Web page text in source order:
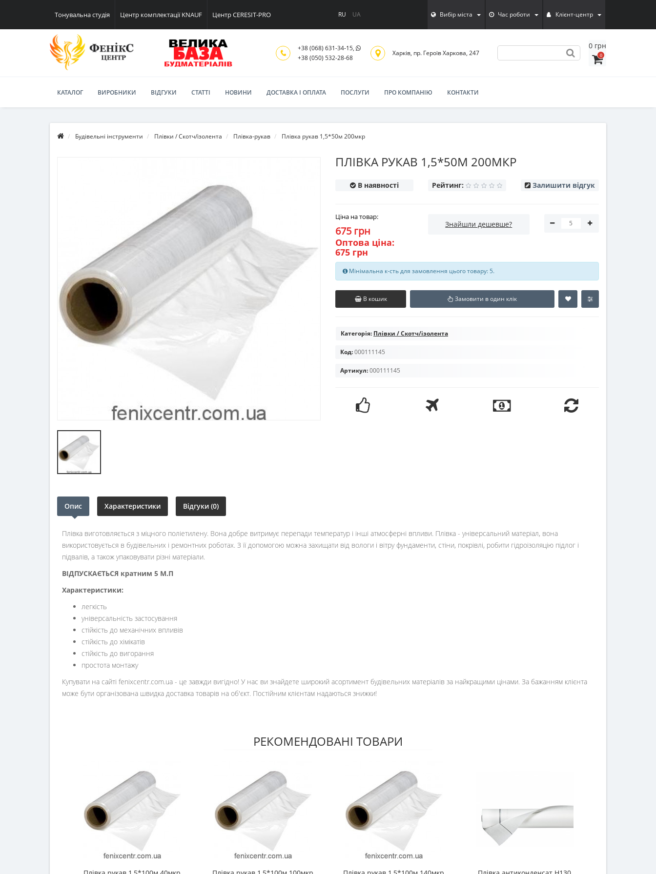
Тонувальна студія Центр комплектації KNAUF Центр CERESIT-PRO RU UA Вибір міста Час роботи Клієнт-центр
+38 (068) 631-34-15,
+38 (050) 532-28-68
Харків, пр. Героїв Харкова, 247
0 грн
0
КАТАЛОГ ВИРОБНИКИ ВІДГУКИ СТАТТІ НОВИНИ ДОСТАВКА І ОПЛАТА ПОСЛУГИ ПРО КОМПАНІЮ КОНТАКТИ
Будівельні інструменти Плівки / Скотч/ізолента Плівка-рукав Плівка рукав 1,5*50м 200мкр
ПЛІВКА РУКАВ 1,5*50М 200МКР
В наявності Рейтинг: Залишити відгук
Ціна на товар:
675 грн
Оптова ціна:
675 грн
Знайшли дешевше?
Мінімальна к-сть для замовлення цього товару: 5.
В кошик Замовити в один клік
Категорія: Плівки / Скотч/ізолента
Код:000111145
Артикул:000111145
Опис Характеристики Відгуки (0)
Плівка виготовляється з міцного поліетилену. Вона добре витримує перепади температур і інші атмосферні впливи. Плівка - універсальний матеріал, вона
використовується в будівельних і ремонтних роботах. З її допомогою можна захищати від вологи і вітру фундаменти, стіни, покрівлі, робити гідроізоляцію підлог і
підвалів, а також упаковувати різні матеріали.
ВІДПУСКАЄТЬСЯ кратним 5 М.П
Характеристики:
легкість
універсальність застосування
стійкість до механічних впливів
стійкість до хімікатів
стійкість до вигорання
простота монтажу
Купувати на сайті fenixcentr.com.ua - це завжди вигідно! У нас ви знайдете широкий асортимент будівельних матеріалів за найкращими цінами. За бажанням клієнта
може бути організована швидка доставка товарів на об'єкт. Постійним клієнтам надаються знижки!
РЕКОМЕНДОВАНІ ТОВАРИ